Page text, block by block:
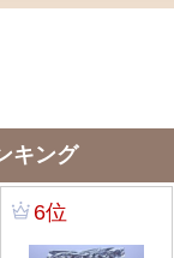
キング